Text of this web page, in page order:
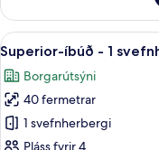
herbergi
fyrir
þrjá
svalir
borgarsýn
Skoða
allar
myndir
fyrir
Superior-
íbúð
16
Superior-íbúð - 1
Borgarútsýni
40 fermetrar
1 svefnherbergi
Pláss fyrir 4